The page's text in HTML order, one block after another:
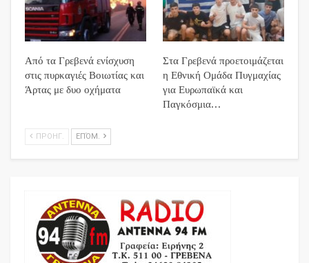
Από τα Γρεβενά ενίσχυση
στις πυρκαγιές Βοιωτίας και
Άρτας με δυο οχήματα
Στα Γρεβενά προετοιμάζεται
η Εθνική Ομάδα Πυγμαχίας
για Ευρωπαϊκά και
Παγκόσμια…
ΠΡΟΗΓ. ΕΠΌΜ.